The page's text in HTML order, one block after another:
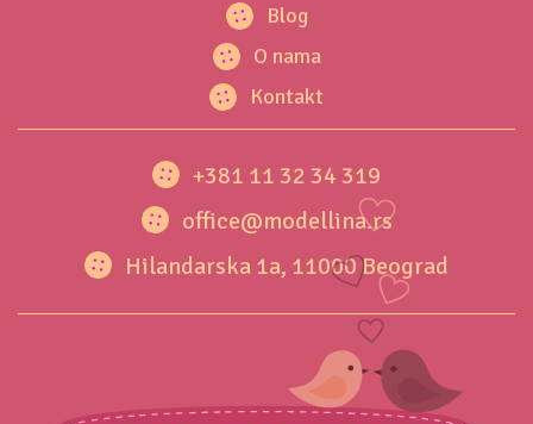
Blog
O nama
Kontakt
+381 11 32 34 319
office@modellina.rs
Hilandarska 1a, 11000 Beograd